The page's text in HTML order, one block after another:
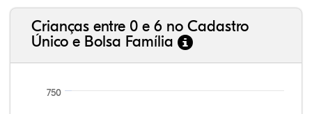
Crianças entre 0 e 6 no Cadastro
Único e Bolsa Família
750